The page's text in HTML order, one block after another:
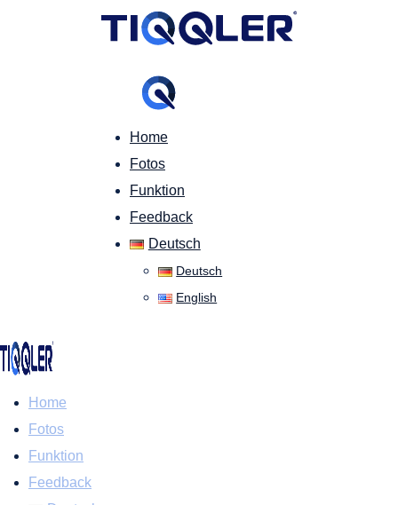
Home
Fotos
Funktion
Feedback
Deutsch
Deutsch
English
Home
Fotos
Funktion
Feedback